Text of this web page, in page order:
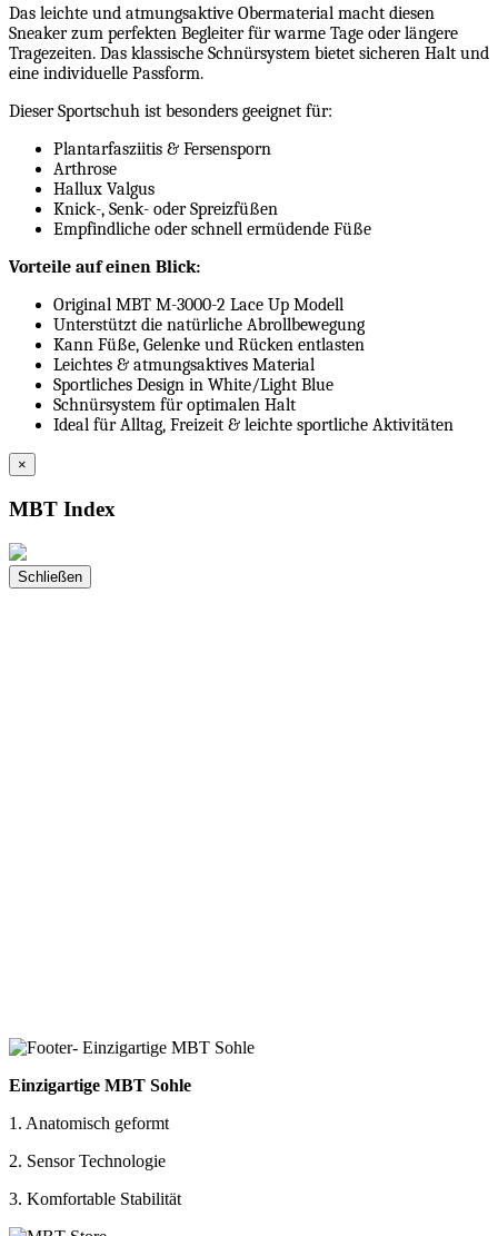
Das leichte und atmungsaktive Obermaterial macht diesen
Sneaker zum perfekten Begleiter für warme Tage oder längere
Tragezeiten. Das klassische Schnürsystem bietet sicheren Halt und
eine individuelle Passform.
Dieser Sportschuh ist besonders geeignet für:
Plantarfasziitis & Fersensporn
Arthrose
Hallux Valgus
Knick-, Senk- oder Spreizfüßen
Empfindliche oder schnell ermüdende Füße
Vorteile auf einen Blick:
Original MBT M-3000-2 Lace Up Modell
Unterstützt die natürliche Abrollbewegung
Kann Füße, Gelenke und Rücken entlasten
Leichtes & atmungsaktives Material
Sportliches Design in White/Light Blue
Schnürsystem für optimalen Halt
Ideal für Alltag, Freizeit & leichte sportliche Aktivitäten
×
MBT Index
Schließen
Einzigartige MBT Sohle
1. Anatomisch geformt
2. Sensor Technologie
3. Komfortable Stabilität